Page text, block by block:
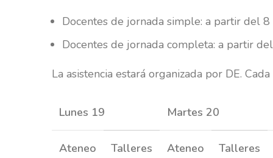
Docentes de jornada simple: a partir del
Docentes de jornada completa: a partir
La asistencia estará organizada por DE.
Lunes 19 Martes 20
Ateneo Talleres Ateneo Talleres